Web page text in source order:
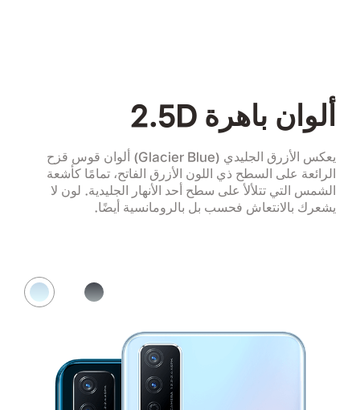
ألوان باهرة 2.5D
يعكس الأزرق الجليدي (Glacier Blue) ألوان قوس قزح
الرائعة على السطح ذي اللون الأزرق الفاتح، تمامًا كأشعة
الشمس التي تتلألأ على سطح أحد الأنهار الجليدية. لون لا
يشعرك بالانتعاش فحسب بل بالرومانسية أيضًا.